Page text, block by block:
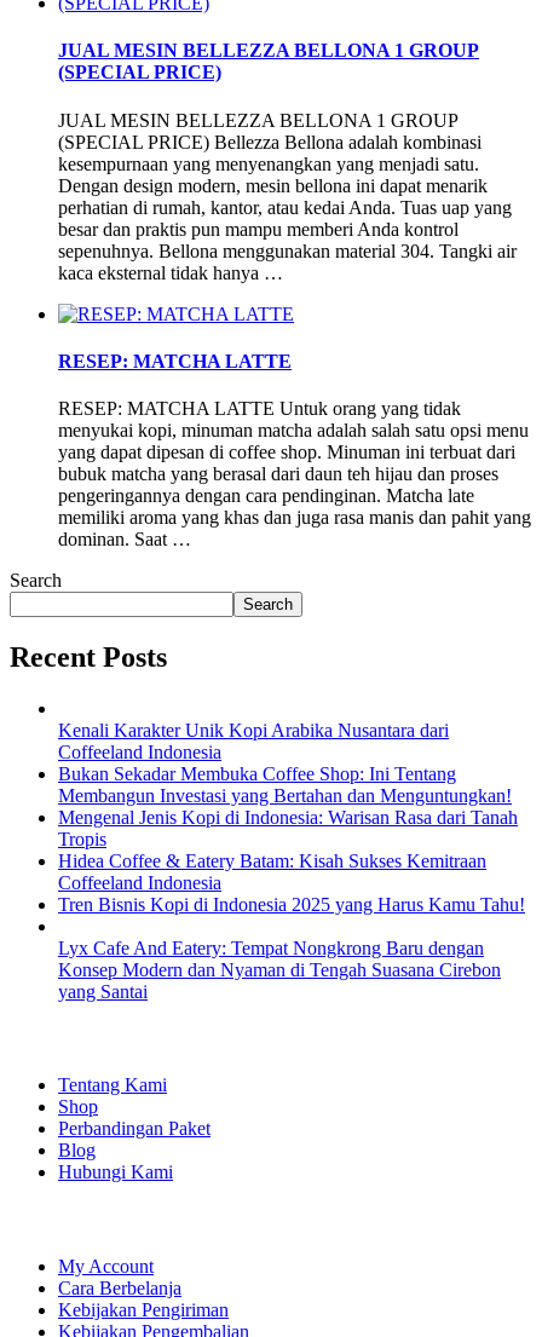
JUAL MESIN BELLEZZA BELLONA 1 GROUP
(SPECIAL PRICE)
JUAL MESIN BELLEZZA BELLONA 1 GROUP
(SPECIAL PRICE) Bellezza Bellona adalah kombinasi
kesempurnaan yang menyenangkan yang menjadi satu.
Dengan design modern, mesin bellona ini dapat menarik
perhatian di rumah, kantor, atau kedai Anda. Tuas uap yang
besar dan praktis pun mampu memberi Anda kontrol
sepenuhnya. Bellona menggunakan material 304. Tangki air
kaca eksternal tidak hanya …
RESEP: MATCHA LATTE
RESEP: MATCHA LATTE Untuk orang yang tidak
menyukai kopi, minuman matcha adalah salah satu opsi menu
yang dapat dipesan di coffee shop. Minuman ini terbuat dari
bubuk matcha yang berasal dari daun teh hijau dan proses
pengeringannya dengan cara pendinginan. Matcha late
memiliki aroma yang khas dan juga rasa manis dan pahit yang
dominan. Saat …
Search
Search
Recent Posts
Kenali Karakter Unik Kopi Arabika Nusantara dari
Coffeeland Indonesia
Bukan Sekadar Membuka Coffee Shop: Ini Tentang
Membangun Investasi yang Bertahan dan Menguntungkan!
Mengenal Jenis Kopi di Indonesia: Warisan Rasa dari Tanah
Tropis
Hidea Coffee & Eatery Batam: Kisah Sukses Kemitraan
Coffeeland Indonesia
Tren Bisnis Kopi di Indonesia 2025 yang Harus Kamu Tahu!
Lyx Cafe And Eatery: Tempat Nongkrong Baru dengan
Konsep Modern dan Nyaman di Tengah Suasana Cirebon
yang Santai
Tentang Kami
Shop
Perbandingan Paket
Blog
Hubungi Kami
My Account
Cara Berbelanja
Kebijakan Pengiriman
Kebijakan Pengembalian